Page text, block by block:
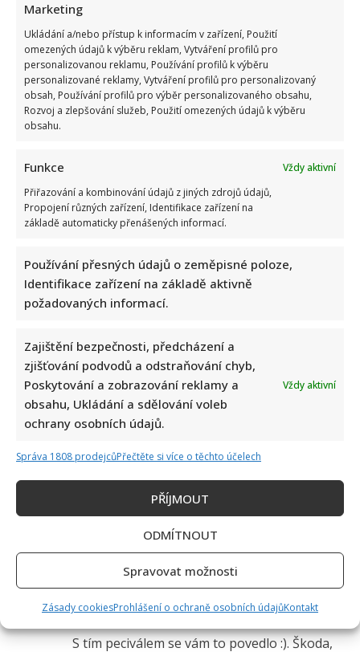
Marketing
Ukládání a/nebo přístup k informacím v zařízení, Použití
omezených údajů k výběru reklam, Vytváření profilů pro
personalizovanou reklamu, Používání profilů k výběru
personalizované reklamy, Vytváření profilů pro personalizovaný
obsah, Používání profilů pro výběr personalizovaného obsahu,
Rozvoj a zlepšování služeb, Použití omezených údajů k výběru
obsahu.
Funkce
Vždy aktivní
Přiřazování a kombinování údajů z jiných zdrojů údajů,
Propojení různých zařízení, Identifikace zařízení na
základě automaticky přenášených informací.
Používání přesných údajů o zeměpisné poloze,
Identifikace zařízení na základě aktivně
požadovaných informací.
Zajištění bezpečnosti, předcházení a
zjišťování podvodů a odstraňování chyb,
Poskytování a zobrazování reklamy a
obsahu, Ukládání a sdělování voleb
ochrany osobních údajů.
Vždy aktivní
Správa 1808 prodejcůPřečtěte si více o těchto účelech
PŘÍJMOUT
ODMÍTNOUT
Spravovat možnosti
Zásady cookiesProhlášení o ochraně osobních údajůKontakt
1 čtenářský názor na “Kvíz o zaniklých
povoláních: Málokdo dnes ví, co dělal takový
kolomazník nebo dehtař”
12. 5. 2026 (9:26)
S tím peciválem se vám to povedlo :). Škoda,